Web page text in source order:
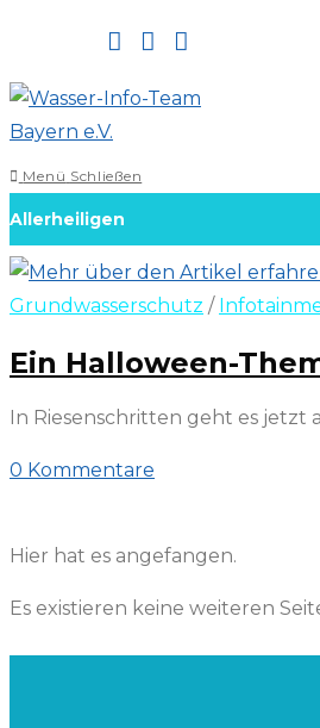
springen
Menü Schließen
Allerheiligen
Grundwasserschutz /
Ein Halloween-
In Riesenschritten geht es
0 Kommentare
Hier hat es angefangen.
Es existieren keine weiteren